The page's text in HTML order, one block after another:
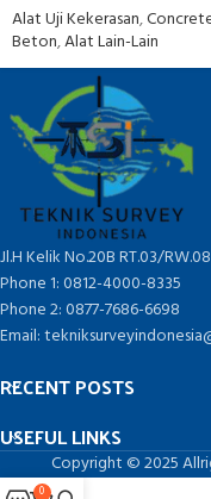
Alat Uji Kekerasan,
Beton,Alat Lain-Lain
Jl.H Kelik No.20B RT.03/
Phone 1: 0812-4000-8335
Phone 2: 0877-7686-6698
Email:
RECENT POSTS
USEFUL LINKS
Copyright © 2025
0